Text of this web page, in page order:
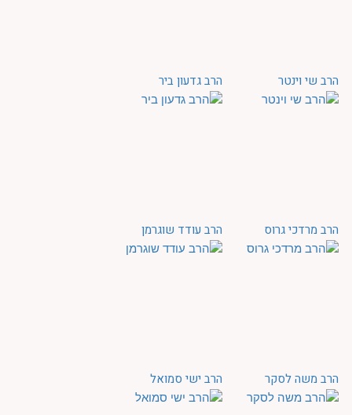
הרב שי וינטר הרב גדעון ביר
הרב מרדכי גרוס הרב עודד שוגרמן
הרב משה לסקר הרב ישי סמואל